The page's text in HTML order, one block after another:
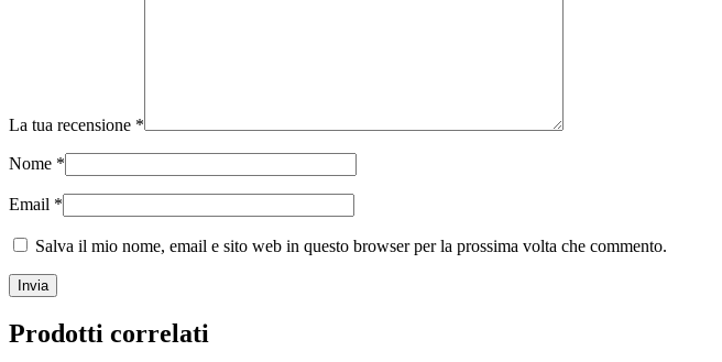
La tua recensione *
Nome *
Email *
Salva il mio nome, email e sito web in questo browser per la prossima volta che commento.
Prodotti correlati